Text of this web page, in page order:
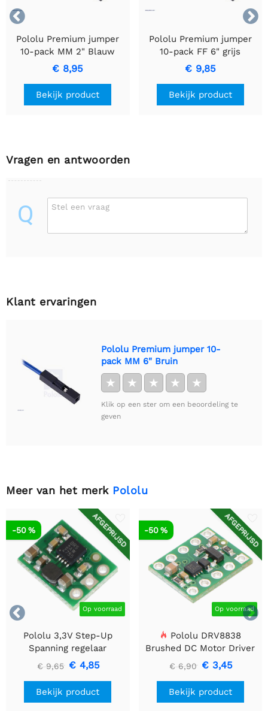


Pololu Premium jumper
10-pack MM 2" Blauw
€ 8,95
Bekijk product
Pololu Premium jumper
10-pack FF 6" grijs
€ 9,85
Bekijk product
Vragen en antwoorden
Q Stel een vraag
Klant ervaringen
Pololu Premium jumper 10-
pack MM 6" Bruin
★ ★ ★ ★ ★
Klik op een ster om een beoordeling te
geven
Meer van het merk Pololu


AFGEPRIJSD
Op voorraad
-50 %
Pololu 3,3V Step-Up
Spanning regelaar
U1V10F3
€ 9,65 € 4,85
Bekijk product
AFGEPRIJSD
Op voorraad
-50 %
Pololu DRV8838
Brushed DC Motor Driver
€ 6,90 € 3,45
Bekijk product